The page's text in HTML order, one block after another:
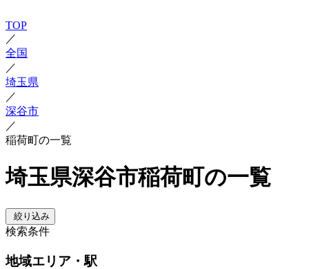
TOP
／
全国
／
埼玉県
／
深谷市
／
稲荷町の一覧
埼玉県深谷市稲荷町の一覧
絞り込み
検索条件
地域エリア・駅